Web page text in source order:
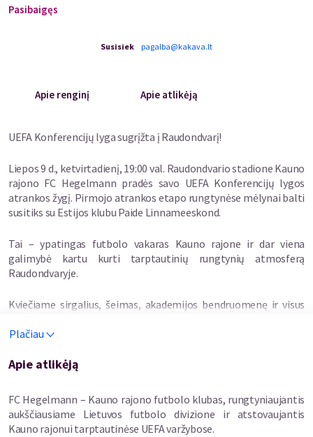
Pasibaigęs
Susisiek pagalba@kakava.lt
Apie renginį Apie atlikėją
UEFA Konferencijų lyga sugrįžta į Raudondvarį!
Liepos 9 d., ketvirtadienį, 19:00 val. Raudondvario stadione Kauno
rajono FC Hegelmann pradės savo UEFA Konferencijų lygos
atrankos žygį. Pirmojo atrankos etapo rungtynėse mėlynai balti
susitiks su Estijos klubu Paide Linnameeskond.
Tai – ypatingas futbolo vakaras Kauno rajone ir dar viena
galimybė kartu kurti tarptautinių rungtynių atmosferą
Raudondvaryje.
Kviečiame sirgalius, šeimas, akademijos bendruomenę ir visus
UEFA Konferencijų lygos starte.
Rungtynės: FC Hegelmann – Paide Linnameeskond
Laikas: 19:00 val.
Vieta: Raudondvario stadionas
Plačiau
Apie atlikėją
FC Hegelmann – Kauno rajono futbolo klubas, rungtyniaujantis
aukščiausiame Lietuvos futbolo divizione ir atstovaujantis
Kauno rajonui tarptautinėse UEFA varžybose.